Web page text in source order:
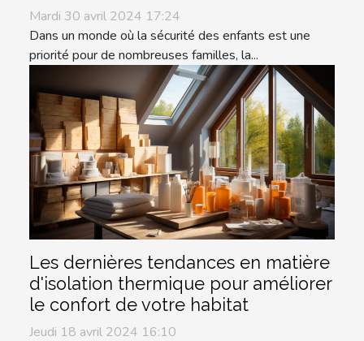
Mardi 30 avril 2024 17:24
Dans un monde où la sécurité des enfants est une
priorité pour de nombreuses familles, la...
Les dernières tendances en matière
d'isolation thermique pour améliorer
le confort de votre habitat
Jeudi 18 avril 2024 16:10